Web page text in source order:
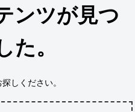
ンツが見つ
。
しください。